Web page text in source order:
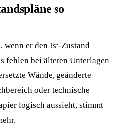
so
wenn er den Ist-Zustand
fehlen bei älteren Unterlagen
Wände, geänderte
oder technische
logisch aussieht, stimmt